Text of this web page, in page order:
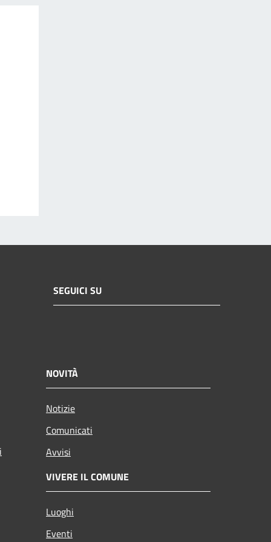
SEGUICI SU
NOVITÀ
Notizie
Comunicati
Avvisi
VIVERE IL COMUNE
Luoghi
Eventi